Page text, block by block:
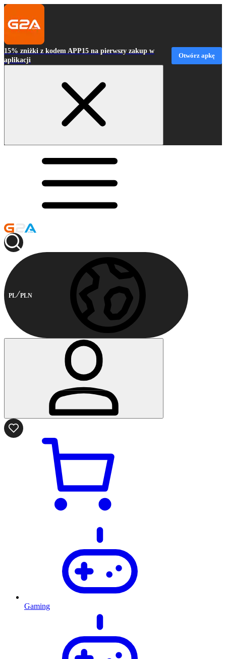
15% zniżki z kodem APP15 na pierwszy zakup w
aplikacji
Otwórz apkę
PL PLN
Gaming